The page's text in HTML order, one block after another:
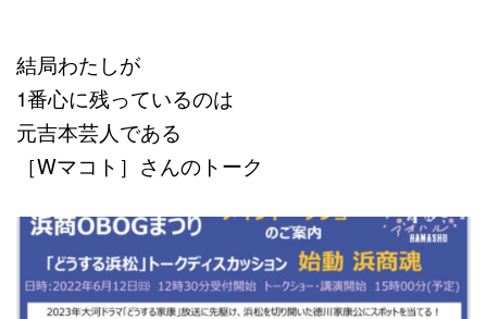
結局わたしが
1番心に残っているのは
元吉本芸人である
［Wマコト］さんのトーク